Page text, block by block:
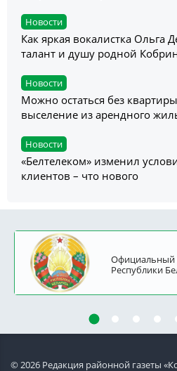
Новости
Как яркая вокалистка Ольга
талант и душу родной
Новости
Можно остаться без
выселение из арендного
Новости
«Белтелеком» изменил
клиентов – что нового
Официальный
Республики
© 2026 Редакция районной газеты